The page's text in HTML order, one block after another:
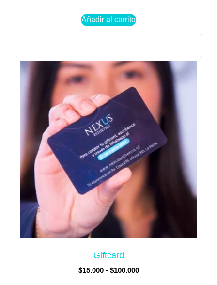
Añadir al carrito
Giftcard
$15.000 - $100.000